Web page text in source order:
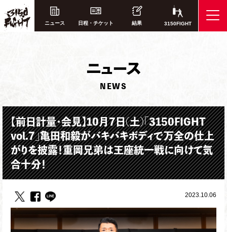
ニュース 日程・チケット 結果 3150FIGHT
ニュース
NEWS
【前日計量・会見】10月7日(土)「3150FIGHT
vol.7」亀田和毅がバキバキボディで万全の仕上
がりを披露！重岡兄弟は王座統一戦に向けて気
合十分！
2023.10.06